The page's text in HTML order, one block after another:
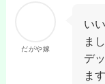
だがや嫁
い
ま
デ
ま